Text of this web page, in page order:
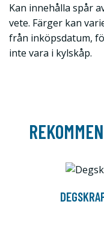
Kan innehålla spår
vete. Färger kan
från inköpsdatum,
inte vara i kylskåp.